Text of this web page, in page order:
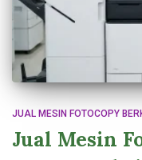
JUAL MESIN FOTOCOPY
Jual Mesin